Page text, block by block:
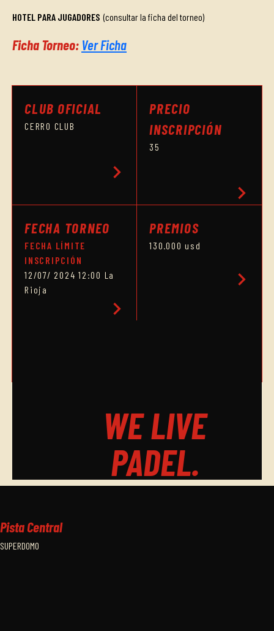
HOTEL PARA JUGADORES (consultar la ficha del torneo)
Ficha Torneo: Ver Ficha
CLUB OFICIAL
CERRO CLUB
chevron_right
PRECIO
INSCRIPCIÓN
35
chevron_right
FECHA TORNEO
FECHA LÍMITE
INSCRIPCIÓN
12/07/ 2024 12:00 La
Rioja
chevron_right
PREMIOS
130.000 usd
chevron_right
WE LIVE
PADEL.
Pista Central
SUPERDOMO